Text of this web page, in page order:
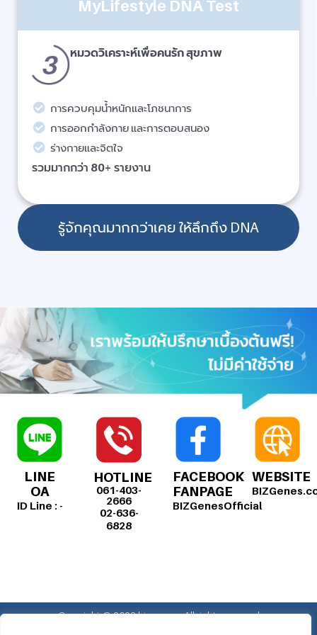
MyLifestyle DNA Test
หมวดวิเคราะห์เพื่อคนรัก สุขภาพ
การควบคุมน้ำหนักและโภชนาการ
การออกกำลังกาย และการตอบสนอง
ร่างกายและจิตใจ
รวมมากกว่า 80+ รายงาน
รู้จักคุณมากกว่าเคย ให้ลึกถึง DNA
LINE
OA
ID Line : -
HOTLINE
061-403-
2666
02-636-
6828
FACEBOOK
FANPAGE
BIZGenesOfficial
WEBSITE
Copyright @ 2023 bizgenes . All rights reserved